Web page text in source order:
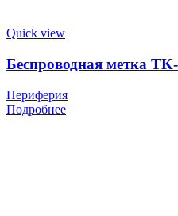
Quick view
Беспроводная метка
Периферия
Подробнее